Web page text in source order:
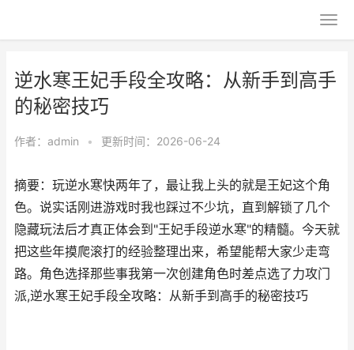
逆水寒王妃手段全攻略：从新手到高手
的秘密技巧
作者： admin • 更新时间：2026-06-24
摘要：玩逆水寒快两年了，最让我上头的就是王妃这个角
色。说实话刚进游戏时我也踩过不少坑，直到解锁了几个
隐藏玩法后才真正体会到"王妃手段逆水寒"的精髓。今天就
把这些年摸爬滚打的经验整理出来，希望能帮大家少走弯
路。角色选择那些事我第一次创建角色时差点选了力攻门
派,逆水寒王妃手段全攻略：从新手到高手的秘密技巧